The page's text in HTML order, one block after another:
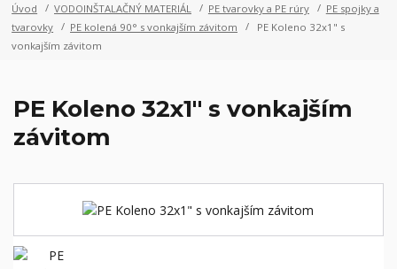
Úvod VODOINŠTALAČNÝ MATERIÁL PE tvarovky a PE rúry
PE spojky a
tvarovky
PE kolená 90° s vonkajším závitom
PE Koleno 32x1" s
vonkajším závitom
PE Koleno 32x1" s vonkajším
závitom